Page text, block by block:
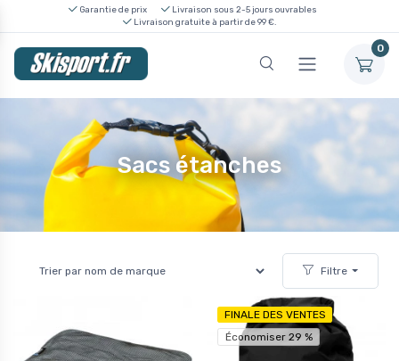
Garantie de prix
Livraison sous 2-5 jours ouvrables
Livraison gratuite à partir de 99 €.
0
Sacs étanches
Filtre
FINALE DES VENTES
Économiser 29 %